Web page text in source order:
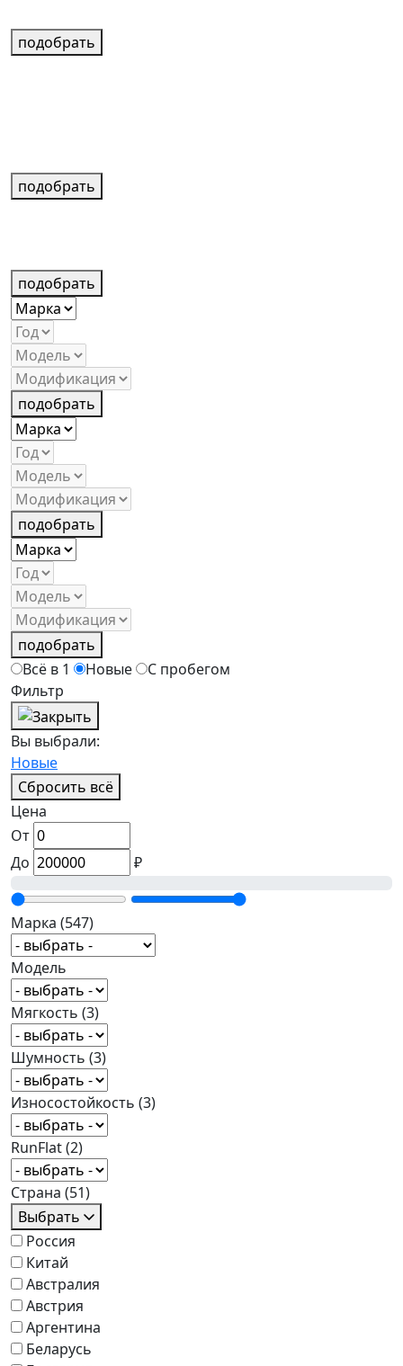
подобрать
подобрать
подобрать
подобрать
подобрать
подобрать
Всё в 1
Новые
С пробегом
Фильтр
Вы выбрали:
Новые
Сбросить всё
Цена
От
До
₽
Марка (547)
Модель
Мягкость (3)
Шумность (3)
Износостойкость (3)
RunFlat(2)
Страна (51)
Выбрать
Россия
Китай
Австралия
Австрия
Аргентина
Беларусь